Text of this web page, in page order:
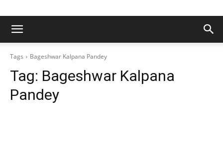
Tags Bageshwar Kalpana Pandey
Tag: Bageshwar Kalpana
Pandey